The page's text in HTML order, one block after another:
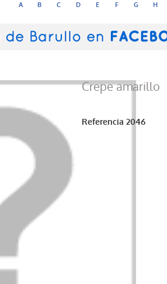
A B C D E F G H
Crepe amarillo
Referencia 2046